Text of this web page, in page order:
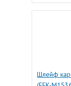
Шлейф